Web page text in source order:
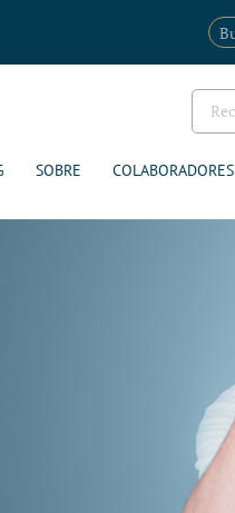
SOBRE COLABORADORES